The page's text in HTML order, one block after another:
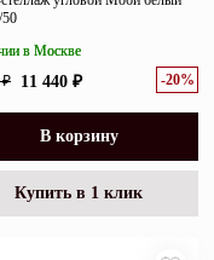
₽ 11 440 ₽ -20%
в Москве
В корзину
Купить в 1 клик